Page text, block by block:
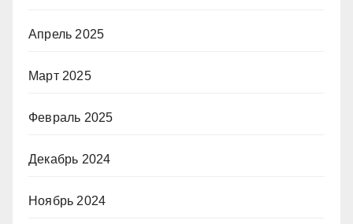
Апрель 2025
Март 2025
Февраль 2025
Декабрь 2024
Ноябрь 2024